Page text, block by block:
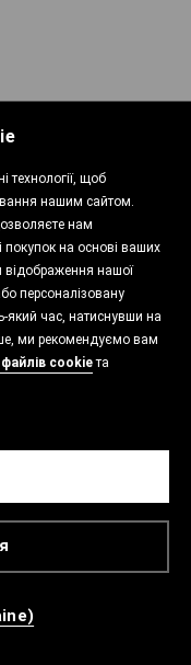
технології, щоб
нашим сайтом.
нам
покупок на основі ваших
відображення нашої
персоналізовану
який час, натиснувши на
ми рекомендуємо вам
cookieта